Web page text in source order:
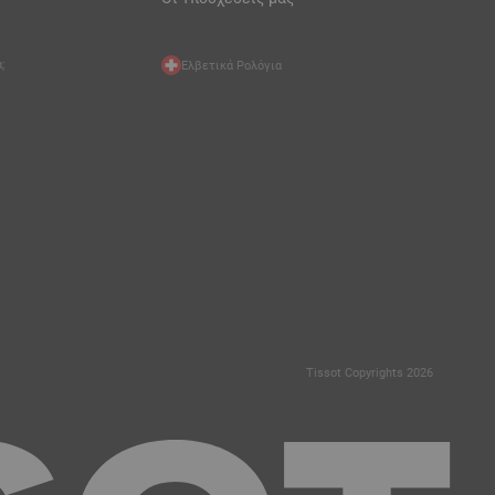
Ελβετικά Ρολόγια
Tissot Copyrights 2026